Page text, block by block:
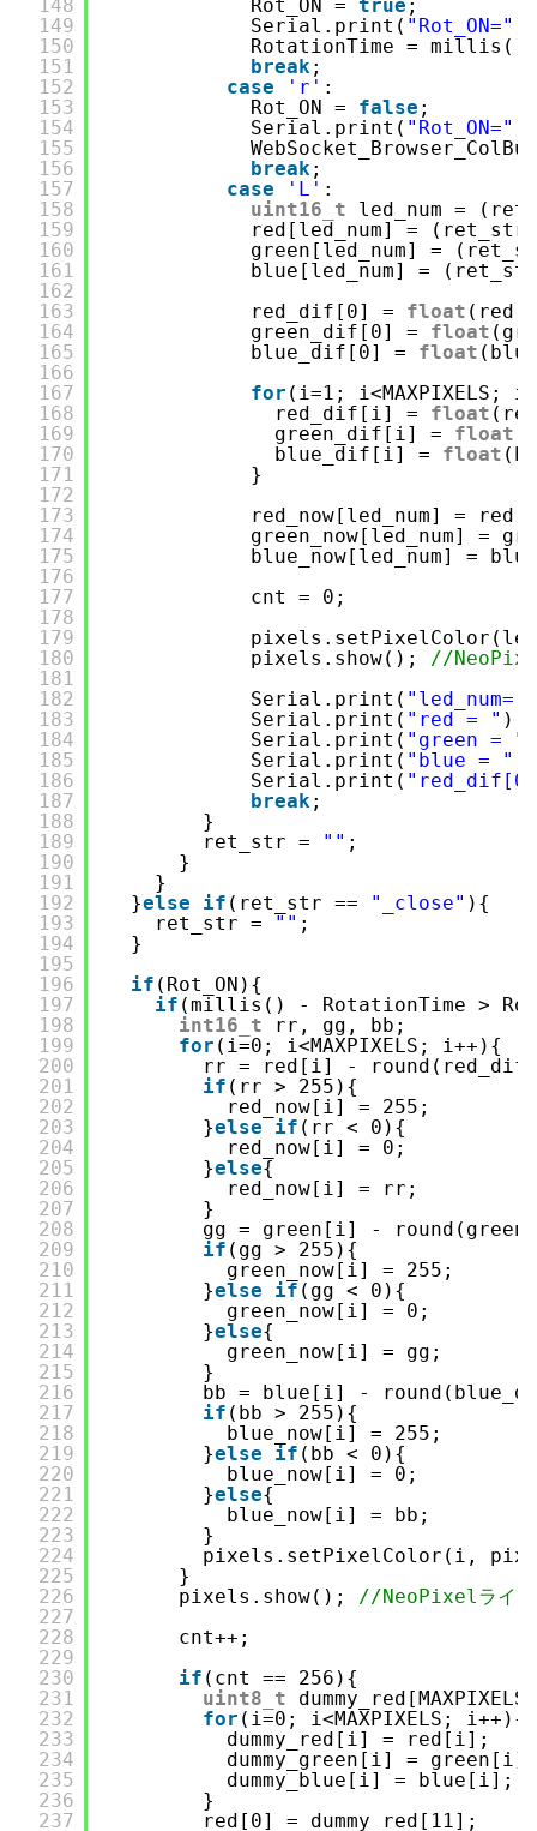
148
149
150
151
152
153
154
155
156
157
158
159
160
161
162
163
164
165
166
167
168
169
170
171
172
173
174
175
176
177
178
179
180
181
182
183
184
185
186
187
188
189
190
191
192
193
194
195
196
197
198
199
200
201
202
203
204
205
206
207
208
209
210
211
212
213
214
215
216
217
218
219
220
221
222
223
224
225
226
227
228
229
230
231
232
233
234
235
236
237
Rot_ON = true ;
Serial.print( "Rot_ON="
RotationTime = millis();
break;
case
'r' :
Rot_ON = false ;
Serial.print( "Rot_ON="
break;
case
'L' :
uint16_t
led_num =
red[led_num] =
green[led_num] =
blue[led_num] =
red_dif[0] = float
green_dif[0] = float
blue_dif[0] = float
for (i=1; i<MAXPIXELS;
red_dif[i] = float
green_dif[i] = float
blue_dif[i] = float
}
red_now[led_num] =
green_now[led_num] =
blue_now[led_num] =
cnt = 0;
pixels.show(); //
Serial.print( "led_num= "
Serial.print( "red = " );
Serial.print( "green = "
Serial.print( "blue = "
Serial.print(
break;
}
ret_str =
"" ;
}
}
}else if (ret_str == "_close" ){
ret_str =
"" ;
}
if (Rot_ON){
if (millis() - RotationTime >
int16_t
rr, gg, bb;
for (i=0; i<MAXPIXELS; i++){
rr = red[i] -
if (rr > 255){
red_now[i] = 255;
}else if (rr < 0){
red_now[i] = 0;
}else{
red_now[i] = rr;
}
gg = green[i] -
if (gg > 255){
green_now[i] = 255;
}else if (gg < 0){
green_now[i] = 0;
}else{
green_now[i] = gg;
}
bb = blue[i] -
if (bb > 255){
blue_now[i] = 255;
}else if (bb < 0){
blue_now[i] = 0;
}else{
blue_now[i] = bb;
}
pixels.setPixelColor(i,
}
pixels.show(); //NeoPixelライブ
cnt++;
if (cnt == 256){
uint8_t
for (i=0; i<MAXPIXELS; i++){
dummy_red[i] = red[i];
dummy_green[i] = green[i];
dummy_blue[i] = blue[i];
}
red[0] = dummy_red[11];